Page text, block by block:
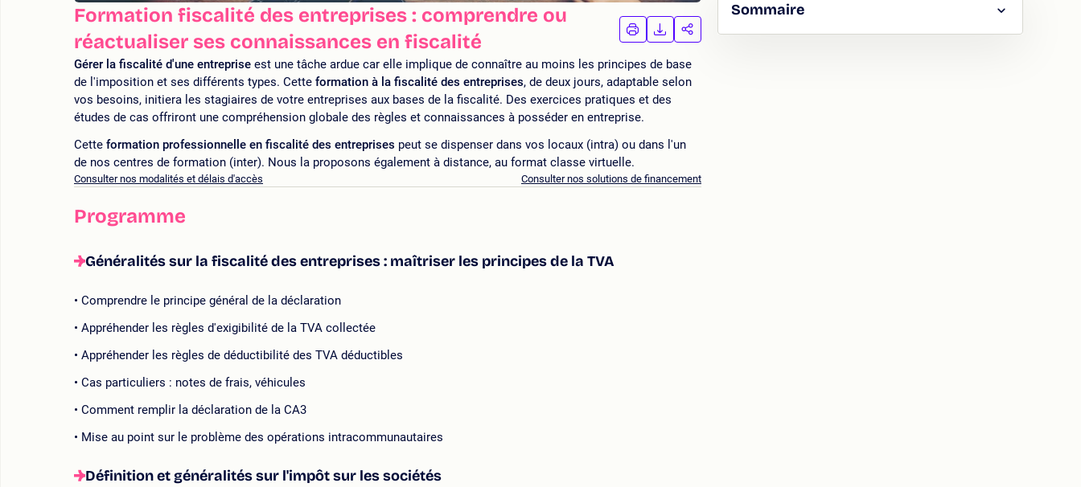
Formation fiscalité des entreprises : comprendre ou
réactualiser ses connaissances en fiscalité
IMPRIMER
LA
FORMATION
TÉLÉCHARGER
LA
FORMATION
PARTAGER
FORMATION
Gérer la fiscalité d'une entreprise est une tâche ardue car elle implique de connaître au moins les principes de base
de l'imposition et ses différents types. Cette formation à la fiscalité des entreprises, de deux jours, adaptable selon
vos besoins, initiera les stagiaires de votre entreprises aux bases de la fiscalité. Des exercices pratiques et des
études de cas offriront une compréhension globale des règles et connaissances à posséder en entreprise.
Cette formation professionnelle en fiscalité des entreprises peut se dispenser dans vos locaux (intra) ou dans l'un
de nos centres de formation (inter). Nous la proposons également à distance, au format classe virtuelle.
Consulter nos modalités et délais d'accès Consulter nos solutions de financement
Programme
Généralités sur la fiscalité des entreprises : maîtriser les principes de la TVA
Comprendre le principe général de la déclaration
Appréhender les règles d'exigibilité de la TVA collectée
Appréhender les règles de déductibilité des TVA déductibles
Cas particuliers : notes de frais, véhicules
Comment remplir la déclaration de la CA3
Mise au point sur le problème des opérations intracommunautaires
Définition et généralités sur l'impôt sur les sociétés
Sommaire